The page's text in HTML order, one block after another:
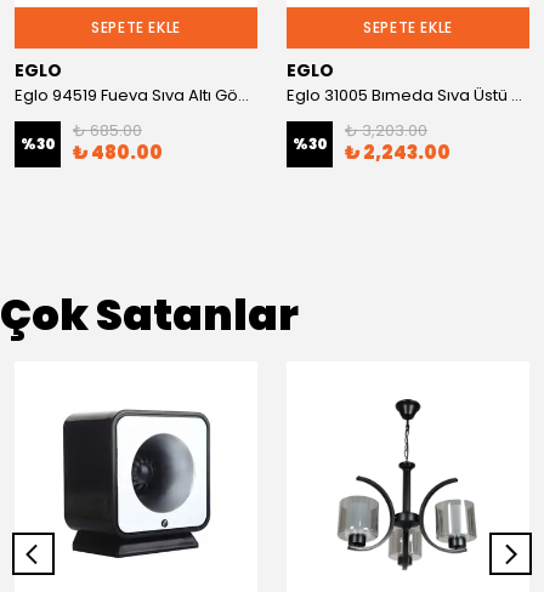
SEPETE EKLE
EGLO
Eglo 94519 Fueva Sıva Altı Gömme Spot
%30
₺ 685.00
₺ 480.00
SEPETE EKLE
EGLO
Eglo 31005 Bımeda Sıva Üstü Spot
%30
₺ 3,203.00
₺ 2,243.00
Çok Satanlar